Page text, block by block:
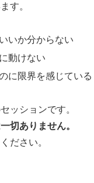
す。
いか分からない
動けない
に限界を感じている
ッションです。
切ありません。
ださい。